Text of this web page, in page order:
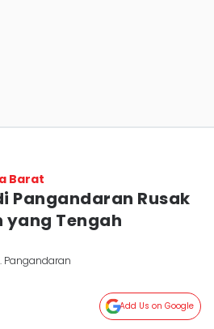
Barat
Pangandaran Rusak
yang Tengah
Pangandaran
Add Us on Google